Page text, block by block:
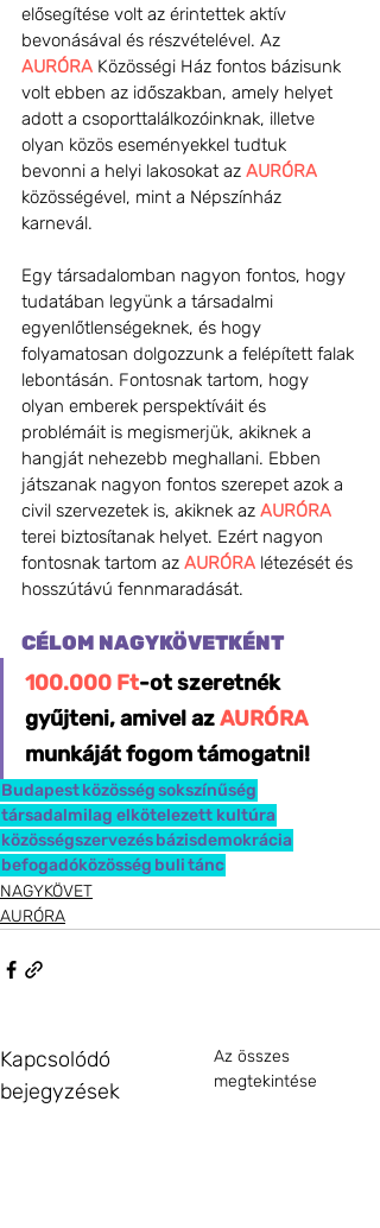
elősegítése volt az érintettek aktív
bevonásával és részvételével. Az
AURÓRA Közösségi Ház fontos bázisunk
volt ebben az időszakban, amely helyet
adott a csoporttalálkozóinknak, illetve
olyan közös eseményekkel tudtuk
bevonni a helyi lakosokat az AURÓRA
közösségével, mint a Népszínház
karnevál.
Egy társadalomban nagyon fontos, hogy
tudatában legyünk a társadalmi
egyenlőtlenségeknek, és hogy
folyamatosan dolgozzunk a felépített falak
lebontásán. Fontosnak tartom, hogy
olyan emberek perspektíváit és
problémáit is megismerjük, akiknek a
hangját nehezebb meghallani. Ebben
játszanak nagyon fontos szerepet azok a
civil szervezetek is, akiknek az AURÓRA
terei biztosítanak helyet. Ezért nagyon
fontosnak tartom az AURÓRA létezését és
hosszútávú fennmaradását.
CÉLOM NAGYKÖVETKÉNT
100.000 Ft-ot szeretnék
gyűjteni, amivel az AURÓRA
munkáját fogom támogatni!
Budapestközösségsokszínűség
társadalmilag elkötelezett kultúra
közösségszervezésbázisdemokrácia
befogadóközösség bulitánc
NAGYKÖVET
AURÓRA
Kapcsolódó
bejegyzések
Az összes
megtekintése